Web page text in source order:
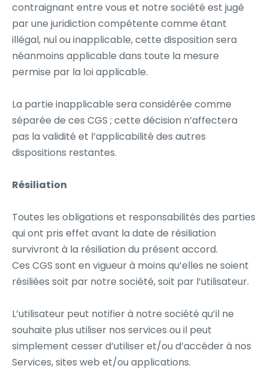
contraignant entre vous et notre société est jugé
par une juridiction compétente comme étant
illégal, nul ou inapplicable, cette disposition sera
néanmoins applicable dans toute la mesure
permise par la loi applicable.
La partie inapplicable sera considérée comme
séparée de ces CGS ; cette décision n’affectera
pas la validité et l’applicabilité des autres
dispositions restantes.
Résiliation
Toutes les obligations et responsabilités des parties
qui ont pris effet avant la date de résiliation
survivront à la résiliation du présent accord.
Ces CGS sont en vigueur à moins qu’elles ne soient
résiliées soit par notre société, soit par l’utilisateur.
L’utilisateur peut notifier à notre société qu’il ne
souhaite plus utiliser nos services ou il peut
simplement cesser d’utiliser et/ou d’accéder à nos
Services, sites web et/ou applications.